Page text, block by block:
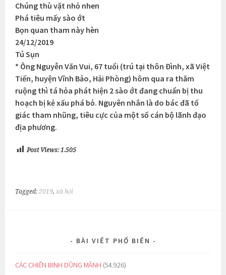
Chúng thù vặt nhỏ nhen
Phá tiêu mấy sào ớt
Bọn quan tham này hèn
24/12/2019
Tú Sụn
* Ông Nguyễn Văn Vui, 67 tuổi (trú tại thôn Đình, xã Việt
Tiến, huyện Vĩnh Bảo, Hải Phòng) hôm qua ra thăm
ruộng thì tá hỏa phát hiện 2 sào ớt đang chuẩn bị thu
hoạch bị kẻ xấu phá bỏ. Nguyên nhân là do bác đã tố
giác tham nhũng, tiêu cực của một số cán bộ lãnh đạo
địa phương.
Post Views: 1.505
Tagged:2019,xã hội
BÀI VIẾT PHỔ BIẾN
CÁC CHIẾN BINH DŨNG MÃNH (54.926)